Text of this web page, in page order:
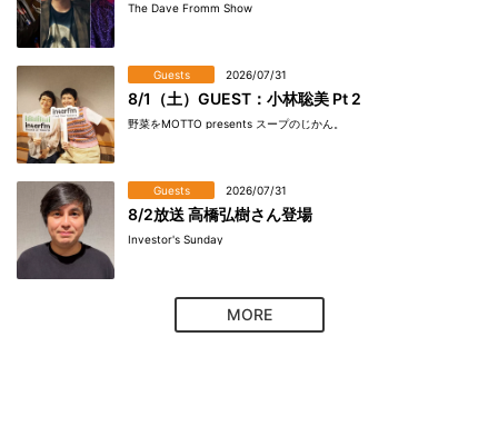
The Dave Fromm Show
Guests 2026/07/31
8/1（土）GUEST：小林聡美 Pt 2
野菜をMOTTO presents スープのじかん。
Guests 2026/07/31
8/2放送 高橋弘樹さん登場
Investor's Sunday
MORE